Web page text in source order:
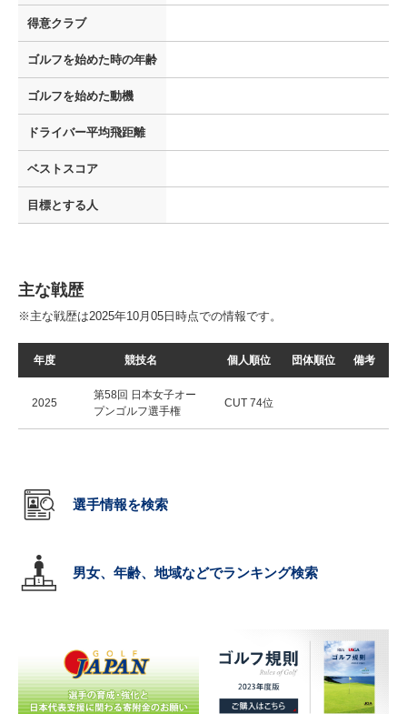
得意クラブ
ゴルフを始めた時の年齢
ゴルフを始めた動機
ドライバー平均飛距離
ベストスコア
目標とする人
主な戦歴
※主な戦歴は2025年10月05日時点での情報です。
年度 競技名 個人順位 団体順位 備考
2025
第58回 日本女子オー
プンゴルフ選手権
CUT 74位
選手情報を検索
男女、年齢、地域などでランキング検索